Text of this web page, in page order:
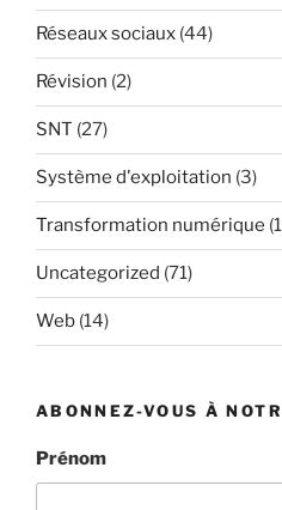
Réseaux sociaux (44)
Révision (2)
SNT (27)
Système d'exploitation (3)
Transformation numérique
Uncategorized (71)
Web (14)
ABONNEZ-VOUS À
Prénom